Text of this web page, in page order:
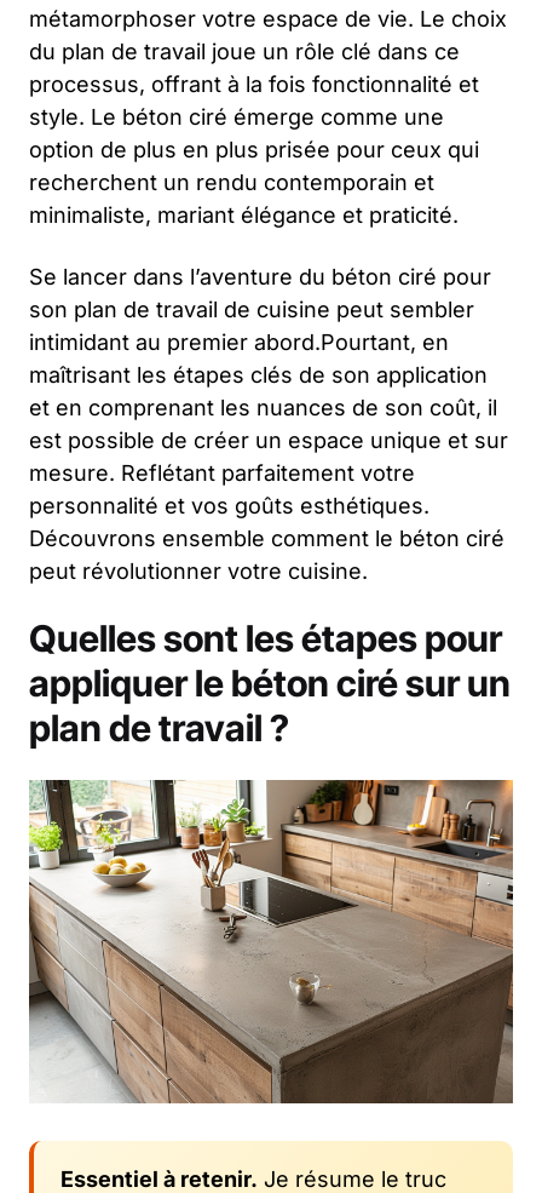
métamorphoser votre espace de vie. Le choix
du plan de travail joue un rôle clé dans ce
processus, offrant à la fois fonctionnalité et
style. Le béton ciré émerge comme une
option de plus en plus prisée pour ceux qui
recherchent un rendu contemporain et
minimaliste, mariant élégance et praticité.
Se lancer dans l’aventure du béton ciré pour
son plan de travail de cuisine peut sembler
intimidant au premier abord.Pourtant, en
maîtrisant les étapes clés de son application
et en comprenant les nuances de son coût, il
est possible de créer un espace unique et sur
mesure. Reflétant parfaitement votre
personnalité et vos goûts esthétiques.
Découvrons ensemble comment le béton ciré
peut révolutionner votre cuisine.
Quelles sont les étapes pour
appliquer le béton ciré sur un
plan de travail ?
Essentiel à retenir. Je résume le truc